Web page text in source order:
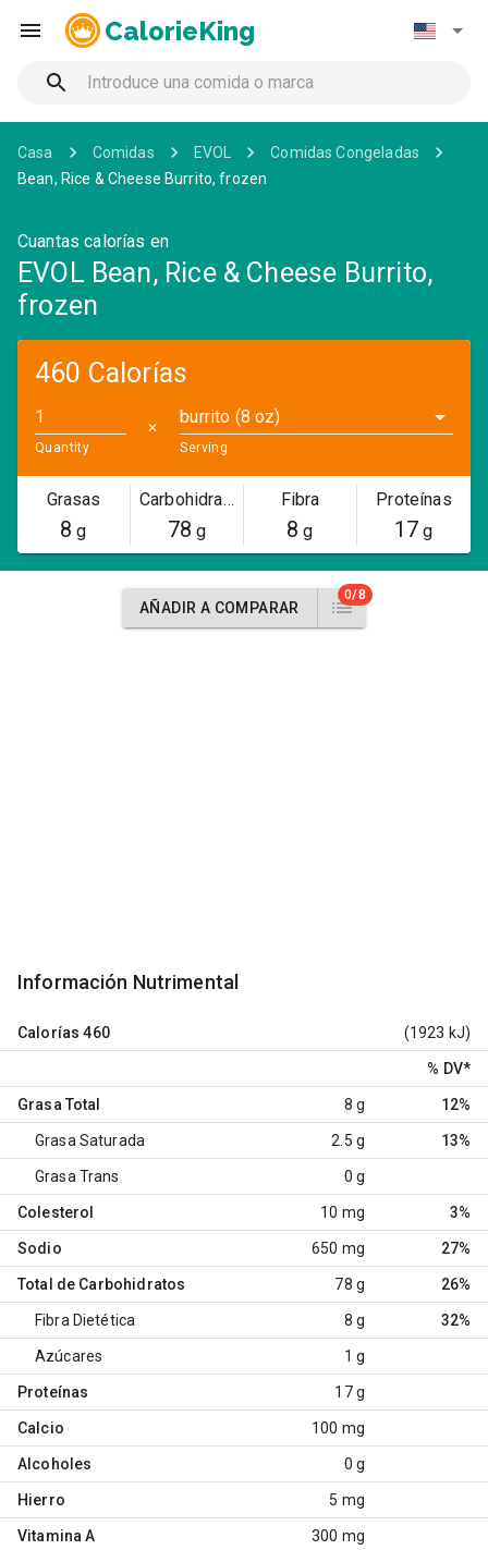
CalorieKing
Casa Comidas EVOL
Comidas Congeladas
Bean, Rice & Cheese Burrito, frozen
Cuantas calorías en
EVOL Bean, Rice & Cheese Burrito,
frozen
460 Calorías
Quantity
✕
burrito (8 oz)
Serving
Grasas
8 g
Carbohidratos
78 g
Fibra
8 g
Proteínas
17 g
AÑADIR A COMPARAR
0/8
Información Nutrimental
Calorías 460 (1923 kJ)
% DV*
Grasa Total 8 g 12%
Grasa Saturada 2.5 g 13%
Grasa Trans 0 g
Colesterol 10 mg 3%
Sodio 650 mg 27%
Total de Carbohidratos 78 g 26%
Fibra Dietética 8 g 32%
Azúcares 1 g
Proteínas 17 g
Calcio 100 mg
Alcoholes 0 g
Hierro 5 mg
Vitamina A 300 mg